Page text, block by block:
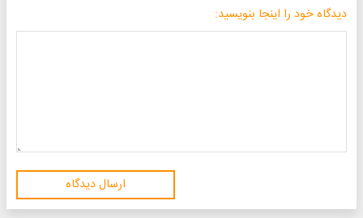
دیدگاه خود را اینجا بنویسید:
ارسال دیدگاه